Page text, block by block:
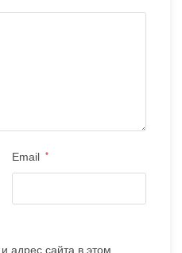
Email *
адрес сайта в этом